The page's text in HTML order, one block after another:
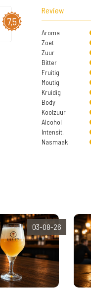
7,5
Review
Aroma
Zoet
Zuur
Bitter
Fruitig
Moutig
Kruidig
Body
Koolzuur
Alcohol
Intensit.
Nasmaak
03-08-26